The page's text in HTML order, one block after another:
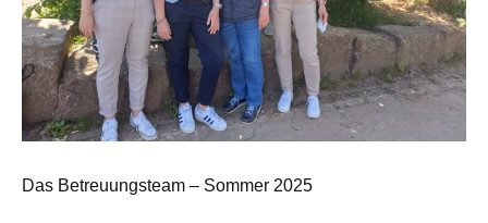
Das Betreuungsteam – Sommer 2025